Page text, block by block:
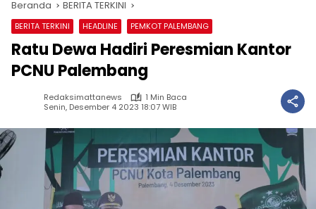
Beranda BERITA TERKINI
BERITA TERKINI HEADLINE PEMKOT PALEMBANG
Ratu Dewa Hadiri Peresmian Kantor
PCNU Palembang
Redaksimattanews
1 Min Baca
Senin, Desember 4 2023 18:07 WIB